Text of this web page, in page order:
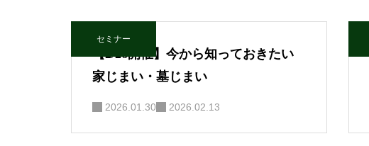
セミナー
【2/26開催】今から知っておきたい
家じまい・墓じまい
2026.01.30 2026.02.13